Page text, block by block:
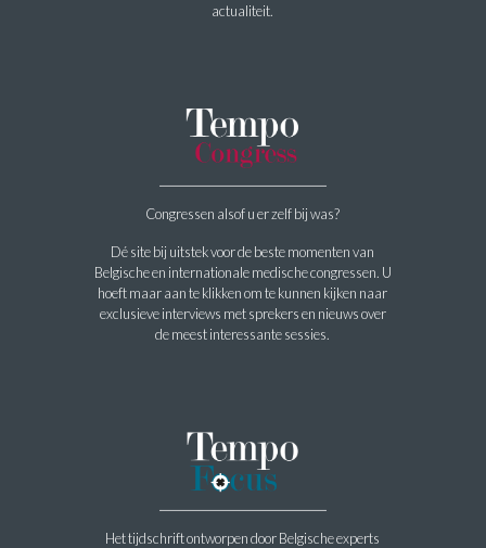
actualiteit.
Congressen alsof u er zelf bij was?
Dé site bij uitstek voor de beste momenten van
Belgische en internationale medische congressen. U
hoeft maar aan te klikken om te kunnen kijken naar
exclusieve interviews met sprekers en nieuws over
de meest interessante sessies.
Het tijdschrift ontworpen door Belgische experts